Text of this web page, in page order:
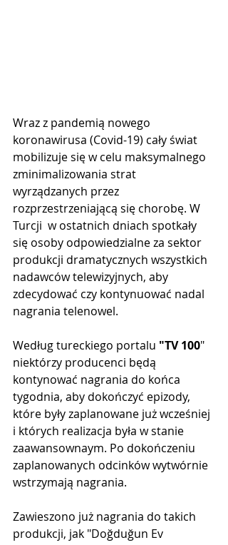
Wraz z pandemią nowego
koronawirusa (Covid-19) cały świat
mobilizuje się w celu maksymalnego
zminimalizowania strat
wyrządzanych przez
rozprzestrzeniającą się chorobę. W
Turcji  w ostatnich dniach spotkały
się osoby odpowiedzialne za sektor
produkcji dramatycznych wszystkich
nadawców telewizyjnych, aby
zdecydować czy kontynuować nadal
nagrania telenowel.
Według tureckiego portalu "TV 100"
niektórzy producenci będą
kontynować nagrania do końca
tygodnia, aby dokończyć epizody,
które były zaplanowane już wcześniej
i których realizacja była w stanie
zaawansownaym. Po dokończeniu
zaplanowanych odcinków wytwórnie
wstrzymają nagrania.
Zawieszono już nagrania do takich
produkcji, jak "Doğduğun Ev